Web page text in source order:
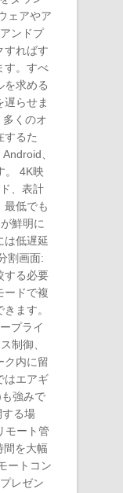
ェアやア
ンドプ
すればす
す。すべ
を求める
遅らせま
くのオ
するた
、
。 4K映
、表計
最低でも
鮮明に
は低遅延
割画面:
する必要
ードで複
ます。
プライ
制御、
ク内に留
はエアギ
強みで
る場
モート管
間を大幅
ートコン
レゼン